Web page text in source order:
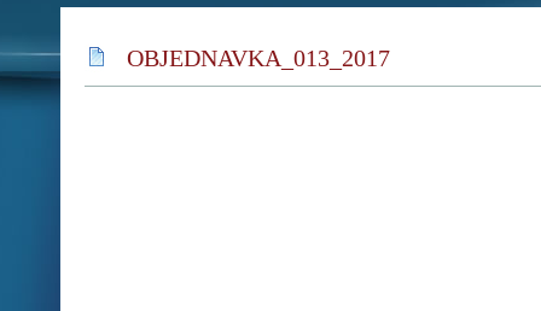
OBJEDNAVKA_013_2017